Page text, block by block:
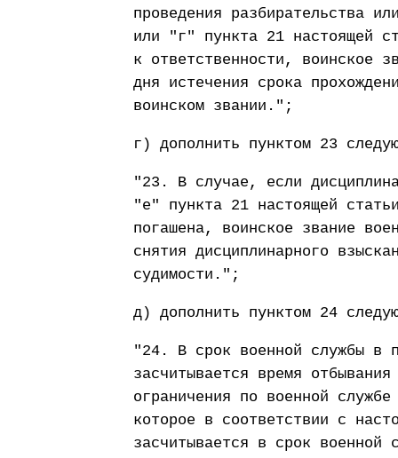
проведения разбирательства
или "г" пункта 21 настоящей
к ответственности, воинское
дня истечения срока
воинском звании.";
г) дополнить пунктом 23
"23. В случае, если
"е" пункта 21 настоящей
погашена, воинское звание
снятия дисциплинарного
судимости.";
д) дополнить пунктом 24
"24. В срок военной службы в
засчитывается время
ограничения по военной
которое в соответствии с
засчитывается в срок военной